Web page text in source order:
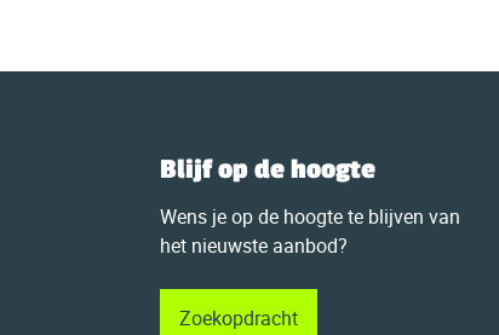
Blijf op de hoogte
Wens je op de hoogte te blijven van
het nieuwste aanbod?
Zoekopdracht